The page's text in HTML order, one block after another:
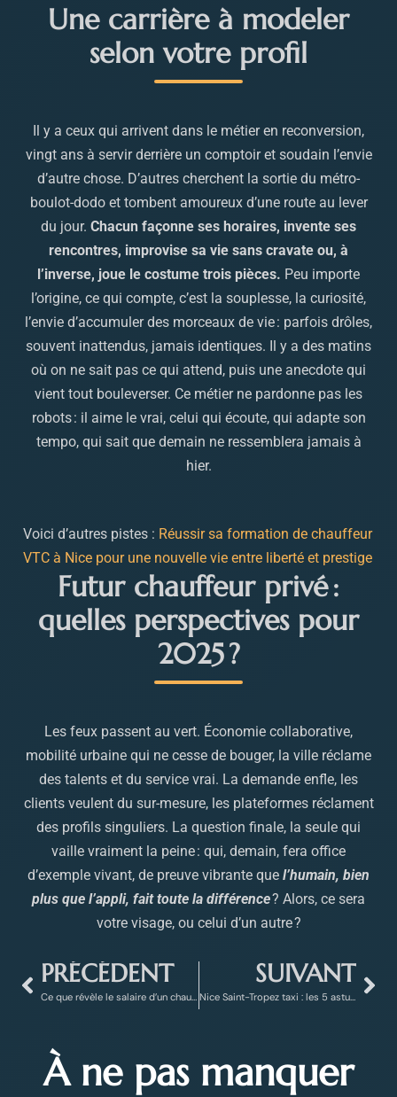
Une carrière à modeler
selon votre profil
Il y a ceux qui arrivent dans le métier en reconversion,
vingt ans à servir derrière un comptoir et soudain l’envie
d’autre chose. D’autres cherchent la sortie du métro-
boulot-dodo et tombent amoureux d’une route au lever
du jour. Chacun façonne ses horaires, invente ses
rencontres, improvise sa vie sans cravate ou, à
l’inverse, joue le costume trois pièces. Peu importe
l’origine, ce qui compte, c’est la souplesse, la curiosité,
l’envie d’accumuler des morceaux de vie : parfois drôles,
souvent inattendus, jamais identiques. Il y a des matins
où on ne sait pas ce qui attend, puis une anecdote qui
vient tout bouleverser. Ce métier ne pardonne pas les
robots : il aime le vrai, celui qui écoute, qui adapte son
tempo, qui sait que demain ne ressemblera jamais à
hier.
Voici d’autres pistes : Réussir sa formation de chauffeur
VTC à Nice pour une nouvelle vie entre liberté et prestige
Futur chauffeur privé :
quelles perspectives pour
2025 ?
Les feux passent au vert. Économie collaborative,
mobilité urbaine qui ne cesse de bouger, la ville réclame
des talents et du service vrai. La demande enfle, les
clients veulent du sur-mesure, les plateformes réclament
des profils singuliers. La question finale, la seule qui
vaille vraiment la peine : qui, demain, fera office
d’exemple vivant, de preuve vibrante que l’humain, bien
plus que l’appli, fait toute la différence? Alors, ce sera
votre visage, ou celui d’un autre ?
PRÉCÉDENT
Ce que révèle le salaire d’un chauffeur de maître sur le vrai luxe en voyage
SUIVANT
Nice Saint-Tropez taxi : les 5 astuces pour voyager sans stress
À ne pas manquer